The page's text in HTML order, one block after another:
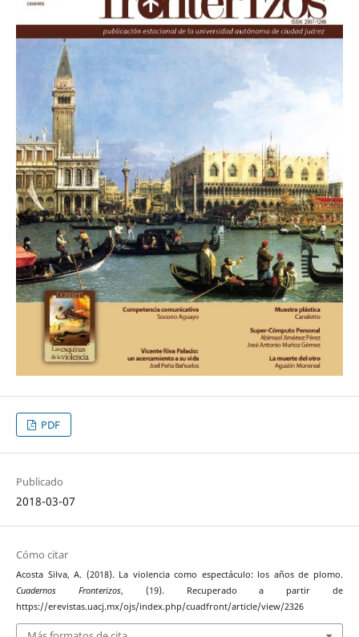
PDF
Publicado
2018-03-07
Cómo citar
Acosta Silva, A. (2018). La violencia como espectáculo: los años de plomo.
Cuadernos Fronterizos, (19). Recuperado a partir de
https://erevistas.uacj.mx/ojs/index.php/cuadfront/article/view/2326